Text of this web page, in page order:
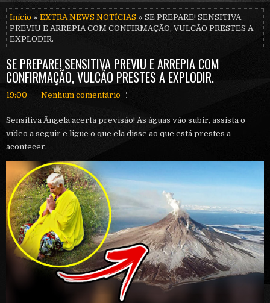
Início » EXTRA NEWS NOTÍCIAS » SE PREPARE! SENSITIVA
PREVIU E ARREPIA COM CONFIRMAÇÃO, VULCÃO PRESTES A
EXPLODIR.
SE PREPARE! SENSITIVA PREVIU E ARREPIA COM
CONFIRMAÇÃO, VULCÃO PRESTES A EXPLODIR.
19:00 Nenhum comentário
Sensitiva Ângela acerta previsão! As águas vão subir, assista o
vídeo a seguir e ligue o que ela disse ao que está prestes a
acontecer.